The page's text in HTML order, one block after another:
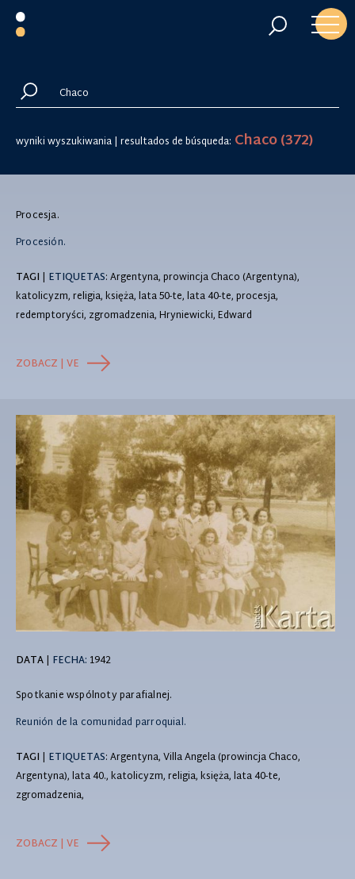
wyniki wyszukiwania | resultados de búsqueda: Chaco (372)
Procesja.
Procesión.
TAGI | ETIQUETAS: Argentyna, prowincja Chaco (Argentyna),
katolicyzm, religia, księża, lata 50-te, lata 40-te, procesja,
redemptoryści, zgromadzenia, Hryniewicki, Edward
ZOBACZ | VE
DATA| FECHA: 1942
Spotkanie wspólnoty parafialnej.
Reunión de la comunidad parroquial.
TAGI | ETIQUETAS: Argentyna, Villa Angela (prowincja Chaco,
Argentyna), lata 40., katolicyzm, religia, księża, lata 40-te,
zgromadzenia,
ZOBACZ | VE